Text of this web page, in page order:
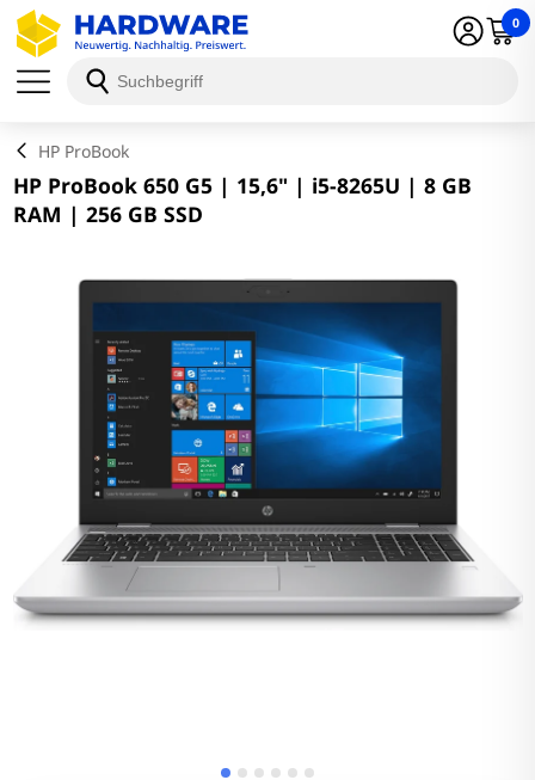
0
HP ProBook
HP ProBook 650 G5 | 15,6" | i5-8265U | 8 GB
RAM | 256 GB SSD
Schließen